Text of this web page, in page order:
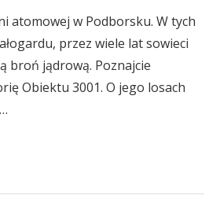
atomowej w Podborsku. W tych
przez wiele lat sowieci
broń jądrową. Poznajcie
Obiektu 3001. O jego losach